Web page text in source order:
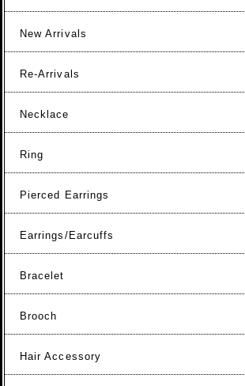
New Arrivals
Re-Arrivals
Necklace
Ring
Pierced Earrings
Earrings/Earcuffs
Bracelet
Brooch
Hair Accessory